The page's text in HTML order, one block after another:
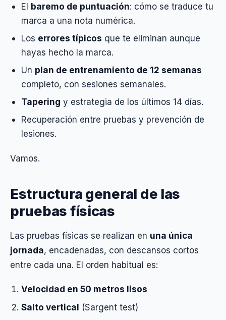
El baremo de puntuación: cómo se traduce tu
marca a una nota numérica.
Los errores típicos que te eliminan aunque
hayas hecho la marca.
Un plan de entrenamiento de 12 semanas
completo, con sesiones semanales.
Tapering y estrategia de los últimos 14 días.
Recuperación entre pruebas y prevención de
lesiones.
Vamos.
Estructura general de las
pruebas físicas
Las pruebas físicas se realizan en una única
jornada, encadenadas, con descansos cortos
entre cada una. El orden habitual es:
Velocidad en 50 metros lisos
Salto vertical (Sargent test)